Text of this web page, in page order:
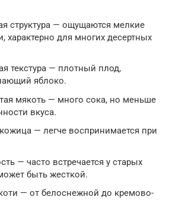
структура — ощущаются мелкие
характерно для многих десертных
текстура — плотный плод,
яблоко.
мякоть — много сока, но меньше
вкуса.
— легче воспринимается при
— часто встречается у старых
быть жесткой.
— от белоснежной до кремово-